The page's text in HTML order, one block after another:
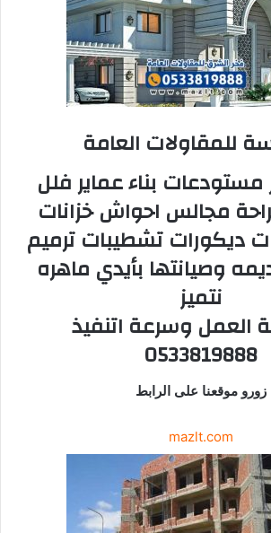
للمقاولات العامة
مستودعات بناء عماير فلل
مجالس احواش خزانات
ديكورات تشطيبات ترميم
وصيانتها بأيدي ماهره
نتميز
وسرعة اتنفيذ
0533819888
زورو موقعنا على الرابط
mazlt.com